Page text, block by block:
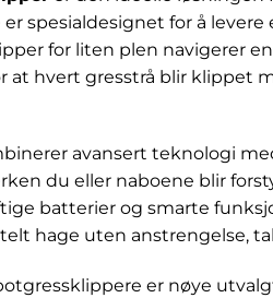
spesialdesignet for å
for liten plen navigerer
at hvert gresstrå blir klippet
avansert teknologi
du eller naboene blir
batterier og smarte
hage uten anstrengelse,
er nøye